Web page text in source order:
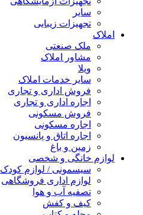
سایر
تجهیزات زیبایی
املاک
ملک صنعتی
مشاور املاک
ویلا
سایر خدمات املاک
فروش اداری و تجاری
اجاره اداری و تجاری
فروش مسکونی
اجاره مسکونی
اجاره اتاق و پانسیون
زمین و باغ
لوازم خانگی و شخصی
سیسمونی / لوازم کودک
لوازم اداری فروشگاهی
تصفیه آب و هوا
کیف و کفش